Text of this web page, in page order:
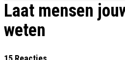
Laat mensen
weten